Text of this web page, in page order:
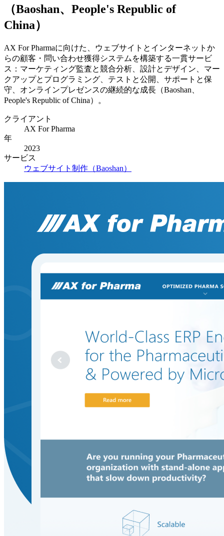
（Baoshan、People's Republic of
China）
AX For Pharmaに向けた、ウェブサイトとインターネットか
らの顧客・問い合わせ獲得システムを構築する一貫サービ
ス：マーケティング監査と競合分析、設計とデザイン、マー
クアップとプログラミング、テストと公開、サポートと保
守、オンラインプレゼンスの継続的な成長（Baoshan、
People's Republic of China）。
クライアント
AX For Pharma
年
2023
サービス
ウェブサイト制作（Baoshan）